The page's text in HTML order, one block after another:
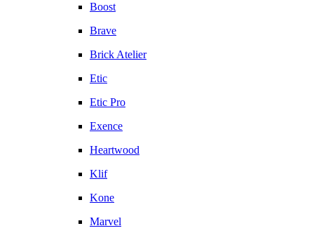
Boost
Brave
Brick Atelier
Etic
Etic Pro
Exence
Heartwood
Klif
Kone
Marvel